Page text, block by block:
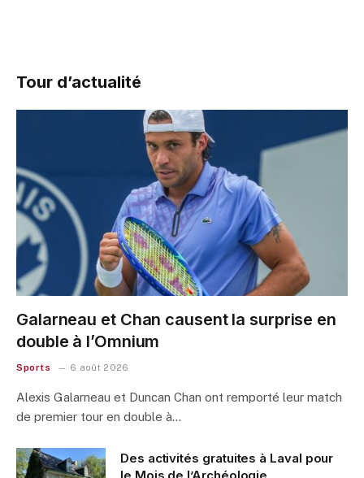
Tour d’actualité
Galarneau et Chan causent la surprise en
double à l’Omnium
Sports 6 août 2026
Alexis Galarneau et Duncan Chan ont remporté leur match
de premier tour en double à…
Des activités gratuites à Laval pour